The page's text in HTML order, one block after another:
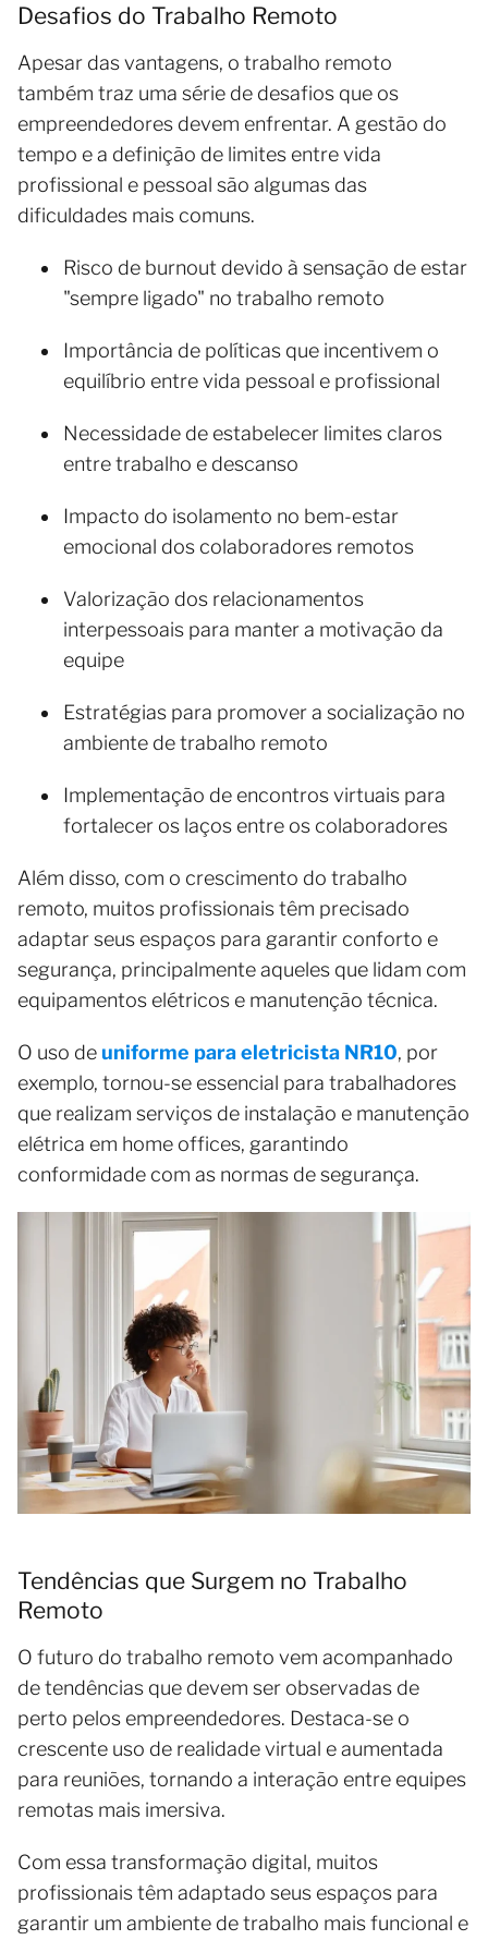
Desafios do Trabalho Remoto
Apesar das vantagens, o trabalho remoto
também traz uma série de desafios que os
empreendedores devem enfrentar. A gestão do
tempo e a definição de limites entre vida
profissional e pessoal são algumas das
dificuldades mais comuns.
Risco de burnout devido à sensação de estar
"sempre ligado" no trabalho remoto
Importância de políticas que incentivem o
equilíbrio entre vida pessoal e profissional
Necessidade de estabelecer limites claros
entre trabalho e descanso
Impacto do isolamento no bem-estar
emocional dos colaboradores remotos
Valorização dos relacionamentos
interpessoais para manter a motivação da
equipe
Estratégias para promover a socialização no
ambiente de trabalho remoto
Implementação de encontros virtuais para
fortalecer os laços entre os colaboradores
Além disso, com o crescimento do trabalho
remoto, muitos profissionais têm precisado
adaptar seus espaços para garantir conforto e
segurança, principalmente aqueles que lidam com
equipamentos elétricos e manutenção técnica.
O uso deuniforme para eletricista NR10, por
exemplo, tornou-se essencial para trabalhadores
que realizam serviços de instalação e manutenção
elétrica em home offices, garantindo
conformidade com as normas de segurança.
Tendências que Surgem no Trabalho
Remoto
O futuro do trabalho remoto vem acompanhado
de tendências que devem ser observadas de
perto pelos empreendedores. Destaca-se o
crescente uso de realidade virtual e aumentada
para reuniões, tornando a interação entre equipes
remotas mais imersiva.
Com essa transformação digital, muitos
profissionais têm adaptado seus espaços para
garantir um ambiente de trabalho mais funcional e